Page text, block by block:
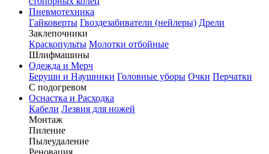
Пневмотехника
Гайковерты Гвоздезабиватели (нейлеры) Дрели
Заклепочники
Краскопульты Молотки отбойные
Шлифмашины
Одежда и Мерч
Беруши и Наушники Головные уборы Очки Перчатки
С подогревом
Оснастка и Расходка
Кабели Лезвия для ножей
Монтаж
Пиление
Пылеудаление
Реновация